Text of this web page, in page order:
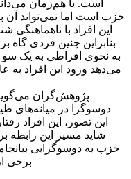
است. یا هم‌زمان
حزب است اما نمی‌تواند آن
این افراد با
بنابراین چنین فردی گاه
به نحوی افراطی به یک
می‌دهد ورود این افراد
پژوهش‌گران
دوسوگرا در میانه‌های
این تصور، این افراد
شاید مسیر این رابطه
حزب به دوسوگرایی
برخی